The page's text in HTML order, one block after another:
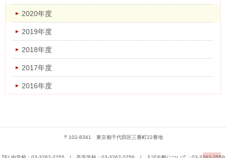
2020年度
2019年度
2018年度
2017年度
2016年度
〒102-8341 東京都千代田区三番町22番地